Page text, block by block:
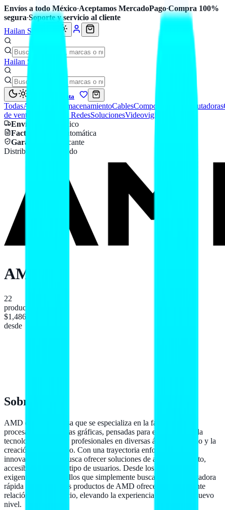
Envíos a todo México·Aceptamos MercadoPago·Compra 100%
segura·Soporte y servicio al cliente
Hailan Store
Hailan Store
Mi cuenta
TodasAccesorios AlmacenamientoCablesComponentes Computadoras
de venta
Seguridad y RedesSolucionesVideovigilancia
Envío
a todo México
Factura CFDI
automática
Garantía
de fabricante
Distribuidor autorizado
AMD
22
productos
$1,486
desde
Sobre
AMD es una empresa que se especializa en la fabricación de
procesadores y tarjetas gráficas, pensadas para entusiastas de la
tecnología, gamers y profesionales en diversas áreas del diseño y la
creación de contenido. Con una trayectoria enfocada en la
innovación, AMD busca ofrecer soluciones de alto rendimiento,
accesibles para todo tipo de usuarios. Desde los gamers más
exigentes hasta aquellos que simplemente buscan una computadora
rápida y eficiente, los productos de AMD ofrecen una excelente
relación calidad-precio, elevando la experiencia de uso a un nuevo
nivel.